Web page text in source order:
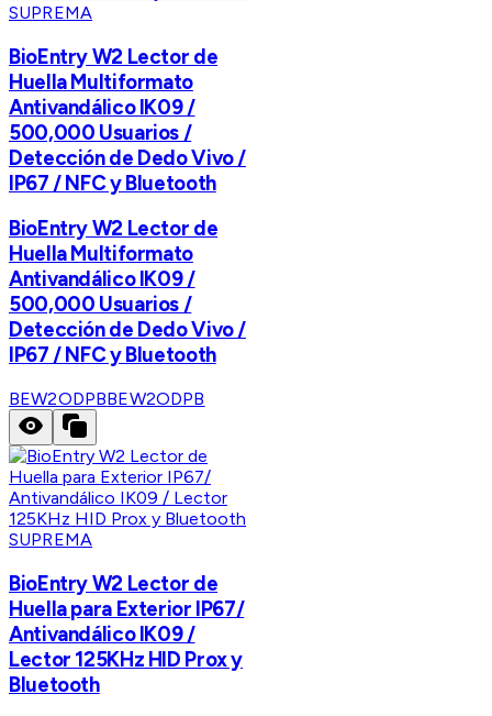
SUPREMA
BioEntry W2 Lector de
Huella Multiformato
Antivandálico IK09 /
500,000 Usuarios /
Detección de Dedo Vivo /
IP67 / NFC y Bluetooth
BioEntry W2 Lector de
Huella Multiformato
Antivandálico IK09 /
500,000 Usuarios /
Detección de Dedo Vivo /
IP67 / NFC y Bluetooth
BEW2ODPBBEW2ODPB
SUPREMA
BioEntry W2 Lector de
Huella para Exterior IP67/
Antivandálico IK09 /
Lector 125KHz HID Prox y
Bluetooth